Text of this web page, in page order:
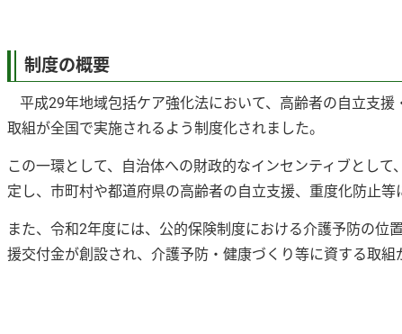
制度の概要
平成29年地域包括ケア強化法において、高齢者の自立支
取組が全国で実施されるよう制度化されました。
この一環として、自治体への財政的なインセンティブとし
定し、市町村や都道府県の高齢者の自立支援、重度化防止
また、令和2年度には、公的保険制度における介護予防の
援交付金が創設され、介護予防・健康づくり等に資する取組